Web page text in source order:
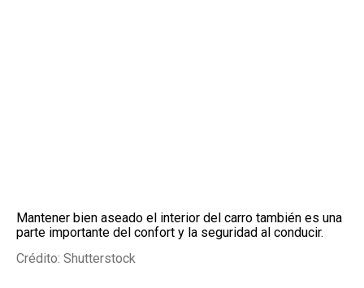
Mantener bien aseado el interior del carro también es una
parte importante del confort y la seguridad al conducir.
Crédito: Shutterstock